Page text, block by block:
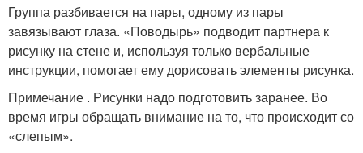
Группа разбивается на пары, одному из пары
завязывают глаза. «Поводырь» подводит партнера к
рисунку на стене и, используя только вербальные
инструкции, помогает ему дорисовать элементы рисунка.
Примечание . Рисунки надо подготовить заранее. Во
время игры обращать внимание на то, что происходит со
«слепым».